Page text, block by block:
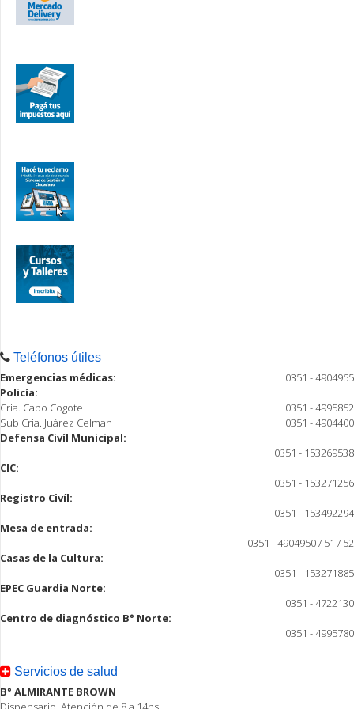
Teléfonos útiles
Emergencias médicas:
0351 - 4904955
Policía:
Cria. Cabo Cogote
0351 - 4995852
Sub Cria. Juárez Celman
0351 - 4904400
Defensa Civíl Municipal:
0351 - 153269538
CIC:
0351 - 153271256
Registro Civíl:
0351 - 153492294
Mesa de entrada:
0351 - 4904950 / 51 / 52
Casas de la Cultura:
0351 - 153271885
EPEC Guardia Norte:
0351 - 4722130
Centro de diagnóstico B° Norte:
0351 - 4995780
Servicios de salud
B° ALMIRANTE BROWN